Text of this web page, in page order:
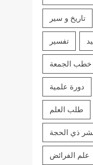
تاريخ و سير
تفسير
خطب الجمعة
دورة علمية
طلب العلم
ذي الحجة
علم الفرائض